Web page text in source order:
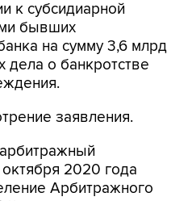
к субсидиарной
бывших
на сумму 3,6 млрд
дела о банкротстве
заявления.
2020 года
Арбитражного